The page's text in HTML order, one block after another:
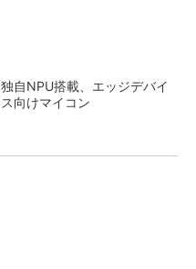
独自NPU搭載、エッジデバイ
ス向けマイコン